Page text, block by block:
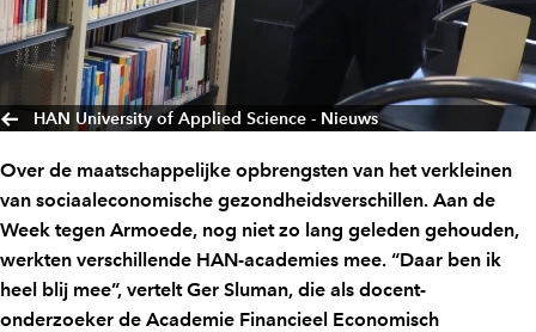
HAN University of Applied Science - Nieuws
Over de maatschappelijke opbrengsten van het verkleinen
van sociaaleconomische gezondheidsverschillen. Aan de
Week tegen Armoede, nog niet zo lang geleden gehouden,
werkten verschillende HAN-academies mee. “Daar ben ik
heel blij mee”, vertelt Ger Sluman, die als docent-
onderzoeker de Academie Financieel Economisch